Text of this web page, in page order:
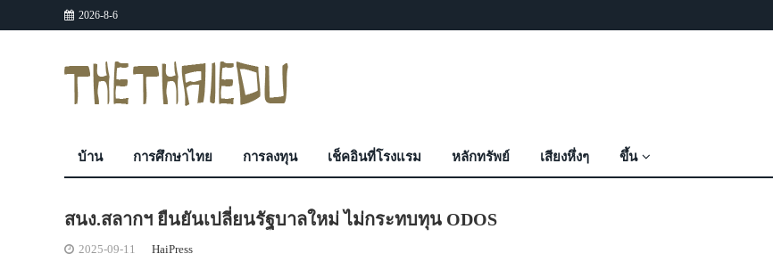
2026-8-6
บ้าน การศึกษาไทย การลงทุน เช็คอินที่โรงแรม หลักทรัพย์ เสียงหึ่งๆ ขึ้น
สนง.สลากฯ ยืนยันเปลี่ยนรัฐบาลใหม่ ไม่กระทบทุน ODOS
2025-09-11 HaiPress